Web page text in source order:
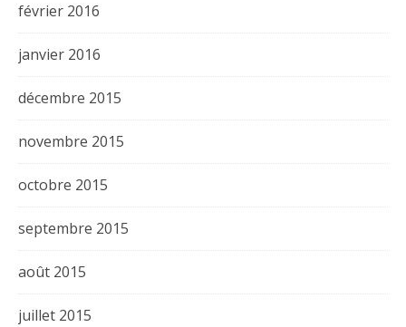
février 2016
janvier 2016
décembre 2015
novembre 2015
octobre 2015
septembre 2015
août 2015
juillet 2015